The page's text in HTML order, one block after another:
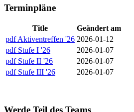
Terminpläne
Title
Geändert am
pdf Aktiventreffen '26 2026-01-12
pdf Stufe I '26
2026-01-07
pdf Stufe II '26
2026-01-07
pdf Stufe III '26 2026-01-07
Werde Teil des Teams